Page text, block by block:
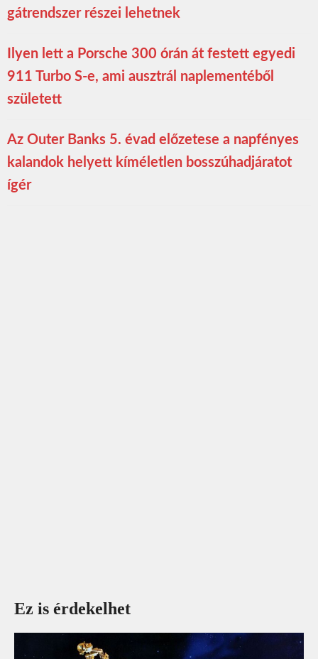
gátrendszer részei lehetnek
Ilyen lett a Porsche 300 órán át festett egyedi
911 Turbo S-e, ami ausztrál naplementéből
született
Az Outer Banks 5. évad előzetese a napfényes
kalandok helyett kíméletlen bosszúhadjáratot
ígér
Ez is érdekelhet